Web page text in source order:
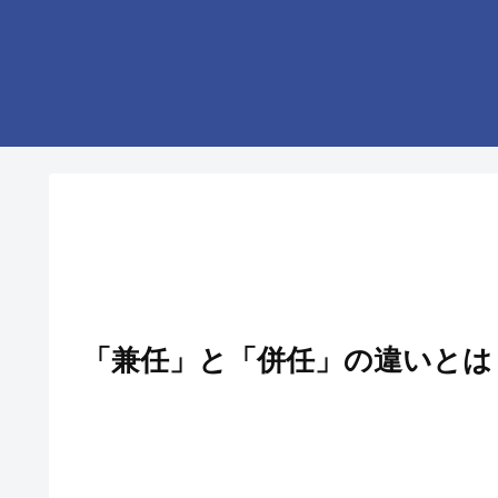
「兼任」と「併任」の違いと